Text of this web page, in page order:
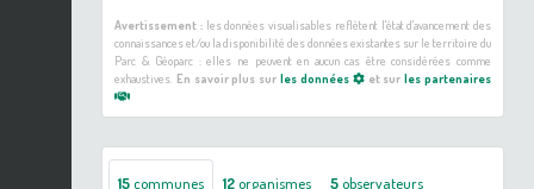
Avertissement :les données visualisables reflètent l'état d'avancement des
connaissances et/ou la disponibilité des données existantes sur le territoire du
Parc & Géoparc : elles ne peuvent en aucun cas être considérées comme
exhaustives. En savoir plus sur les données et surles partenaires
15communes 12organismes 5observateurs